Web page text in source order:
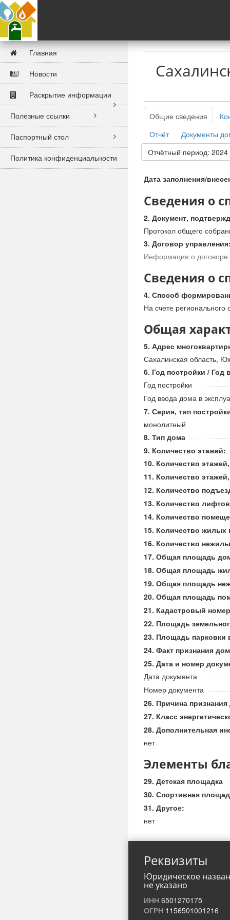
Главная
Новости
Раскрытие информации
Полезные ссылки
Паспортный стол
Политика конфиденциальности
Общие сведения
Отчёт
Документы
Отчётный период:
Дата заполнения/
Сведения о
Документ,
Протокол общего
Договор
Информация о договоре
Сведения о
Способ
На счете регионального
Общая
Адрес
Сахалинская область,
Год постройки / Год
Год постройки
Год ввода дома в
Серия, тип
монолитный
Тип дома
Количество этажей:
Количество
Количество
Количество
Количество лифтов
Количество
Количество жилых
Количество
Общая площадь
Общая площадь
Общая площадь
Общая площадь
Кадастровый номер
Площадь
Площадь парковки
Факт признания
Дата и номер
Дата документа
Номер документа
Причина
Класс
Дополнительная
нет
Элементы
Детская площадка
Спортивная
Другое:
нет
Реквизиты
Юридическое
не указано
ИНН 6501270175
ОГРН 1156501001216